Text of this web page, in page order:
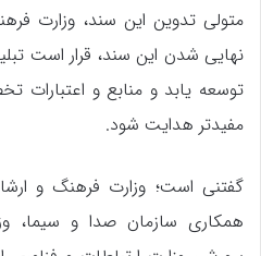
متولی تدوین این سند، وزارت
نهایی شدن این سند، قرار است
توسعه یابد و منابع و
مفیدتر هدایت شود.
همکاری سازمان صدا و سیما،